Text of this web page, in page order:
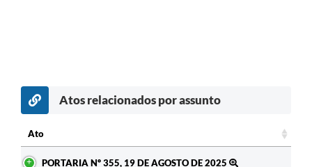
Atos relacionados por assunto
Ato
PORTARIA Nº 355, 19 DE AGOSTO DE 2025